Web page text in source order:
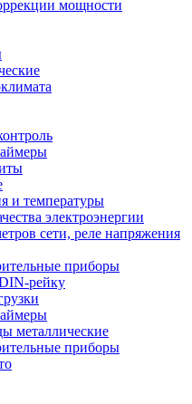
мощности
и температуры
электроэнергии
сети, реле напряжения
приборы
рейку
металлические
приборы